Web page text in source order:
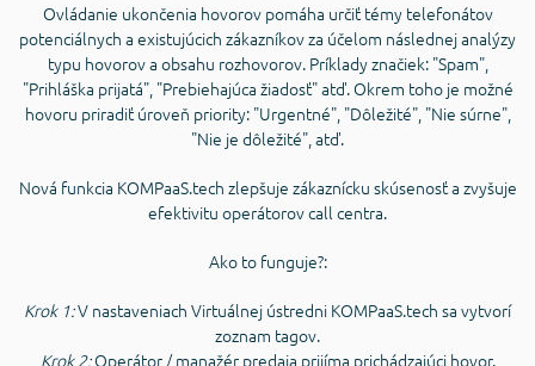
Ovládanie ukončenia hovorov pomáha určiť témy telefonátov
potenciálnych a existujúcich zákazníkov za účelom následnej analýzy
typu hovorov a obsahu rozhovorov. Príklady značiek: "Spam",
"Prihláška prijatá", "Prebiehajúca žiadosť" atď. Okrem toho je možné
hovoru priradiť úroveň priority: "Urgentné", "Dôležité", "Nie súrne",
"Nie je dôležité", atď.
Nová funkcia KOMPaaS.tech zlepšuje zákaznícku skúsenosť a zvyšuje
efektivitu operátorov call centra.
Ako to funguje?:
Krok 1:V nastaveniach Virtuálnej ústredni KOMPaaS.tech sa vytvorí
zoznam tagov.
Krok 2:Operátor / manažér predaja prijíma prichádzajúci hovor.